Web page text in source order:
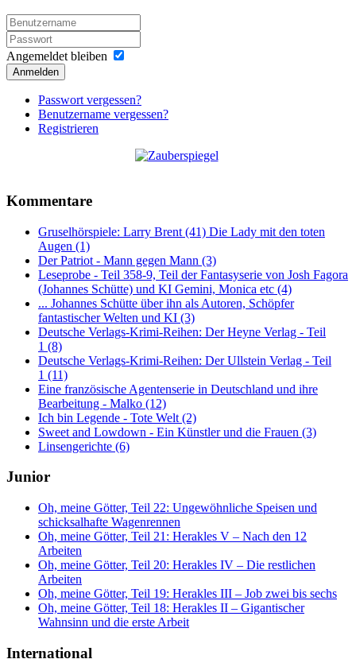
Angemeldet bleiben
Anmelden
Passwort vergessen?
Benutzername vergessen?
Registrieren
Kommentare
Gruselhörspiele: Larry Brent (41) Die Lady mit den toten
Augen (1)
Der Patriot - Mann gegen Mann (3)
Leseprobe - Teil 358-9, Teil der Fantasyserie von Josh Fagora
(Johannes Schütte) und KI Gemini, Monica etc (4)
... Johannes Schütte über ihn als Autoren, Schöpfer
fantastischer Welten und KI (3)
Deutsche Verlags-Krimi-Reihen: Der Heyne Verlag - Teil
1 (8)
Deutsche Verlags-Krimi-Reihen: Der Ullstein Verlag - Teil
1 (11)
Eine französische Agentenserie in Deutschland und ihre
Bearbeitung - Malko (12)
Ich bin Legende - Tote Welt (2)
Sweet and Lowdown - Ein Künstler und die Frauen (3)
Linsengerichte (6)
Junior
Oh, meine Götter, Teil 22: Ungewöhnliche Speisen und
schicksalhafte Wagenrennen
Oh, meine Götter, Teil 21: Herakles V – Nach den 12
Arbeiten
Oh, meine Götter, Teil 20: Herakles IV – Die restlichen
Arbeiten
Oh, meine Götter, Teil 19: Herakles III – Job zwei bis sechs
Oh, meine Götter, Teil 18: Herakles II – Gigantischer
Wahnsinn und die erste Arbeit
International